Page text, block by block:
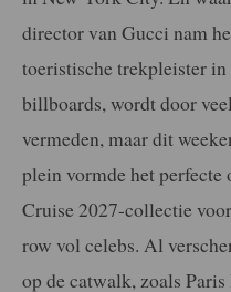
director van Gucci nam
toeristische trekpleister
billboards, wordt door
vermeden, maar dit
plein vormde het perfecte
Cruise 2027-collectie
row vol celebs. Al
op de catwalk, zoals